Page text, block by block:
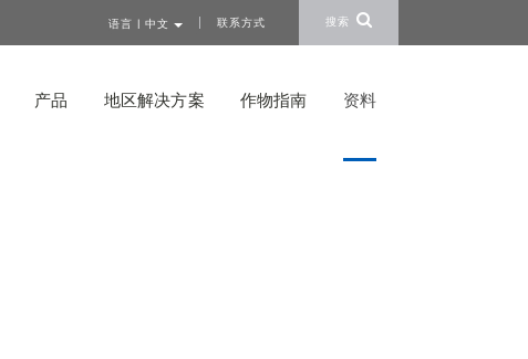
语言 | 中文 联系方式 搜索
产品 地区解决方案 作物指南 资料